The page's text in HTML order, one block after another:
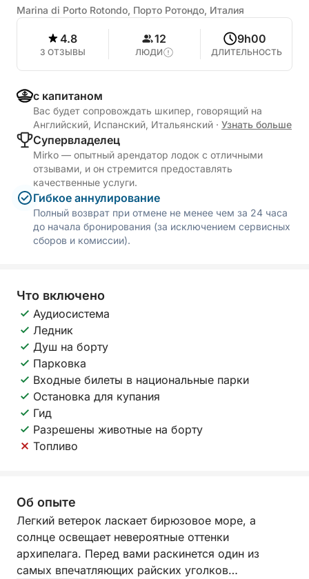
Marina di Porto Rotondo, Порто Ротондо, Италия
4.8
3 ОТЗЫВЫ
12
ЛЮДИ
9h00
ДЛИТЕЛЬНОСТЬ
с капитаном
Вас будет сопровождать шкипер, говорящий на
Английский, Испанский, Итальянский · Узнать больше
Cупервладелец
Mirko — опытный арендатор лодок с отличными
отзывами, и он стремится предоставлять
качественные услуги.
Гибкое аннулирование
Полный возврат при отмене не менее чем за 24 часа
до начала бронирования (за исключением сервисных
сборов и комиссии).
Что включено
Аудиосистема
Ледник
Душ на борту
Парковка
Входные билеты в национальные парки
Остановка для купания
Гид
Разрешены животные на борту
Топливо
Об опыте
Легкий ветерок ласкает бирюзовое море, а
солнце освещает невероятные оттенки
архипелага. Перед вами раскинется один из
самых впечатляющих райских уголков